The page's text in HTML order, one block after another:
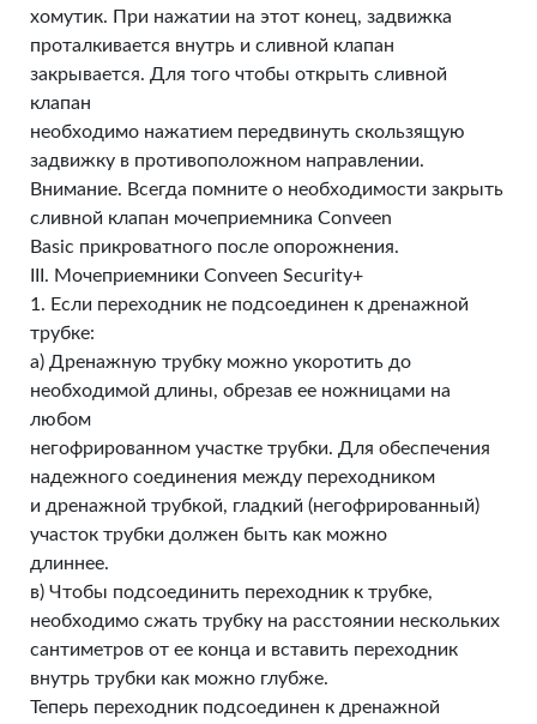
хомутик. При нажатии на этот конец, задвижка
проталкивается внутрь и сливной клапан
закрывается. Для того чтобы открыть сливной
клапан
необходимо нажатием передвинуть скользящую
задвижку в противоположном направлении.
Внимание. Всегда помните о необходимости закрыть
сливной клапан мочеприемника Conveen
Basic прикроватного после опорожнения.
III. Мочеприемники Conveen Security+
1. Если переходник не подсоединен к дренажной
трубке:
а) Дренажную трубку можно укоротить до
необходимой длины, обрезав ее ножницами на
любом
негофрированном участке трубки. Для обеспечения
надежного соединения между переходником
и дренажной трубкой, гладкий (негофрированный)
участок трубки должен быть как можно
длиннее.
в) Чтобы подсоединить переходник к трубке,
необходимо сжать трубку на расстоянии нескольких
сантиметров от ее конца и вставить переходник
внутрь трубки как можно глубже.
Теперь переходник подсоединен к дренажной